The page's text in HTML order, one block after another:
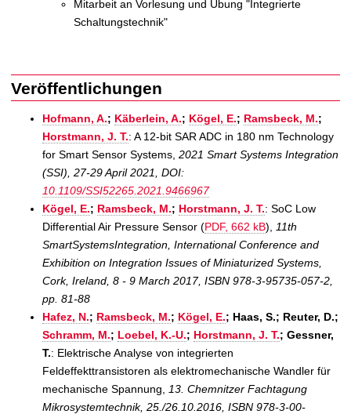
Mitarbeit an Vorlesung und Übung "Integrierte
Schaltungstechnik"
Veröffentlichungen
Hofmann, A.; Käberlein, A.; Kögel, E.; Ramsbeck, M.;
Horstmann, J. T.: A 12-bit SAR ADC in 180 nm Technology
for Smart Sensor Systems, 2021 Smart Systems Integration
(SSI), 27-29 April 2021, DOI:
10.1109/SSI52265.2021.9466967
Kögel, E.; Ramsbeck, M.; Horstmann, J. T.: SoC Low
Differential Air Pressure Sensor (PDF, 662 kB),
11th
SmartSystemsIntegration, International Conference and
Exhibition on Integration Issues of Miniaturized Systems,
Cork, Ireland, 8 - 9 March 2017, ISBN 978-3-95735-057-2,
pp. 81-88
Hafez, N.; Ramsbeck, M.; Kögel, E.; Haas, S.; Reuter, D.;
Schramm, M.; Loebel, K.-U.; Horstmann, J. T.; Gessner,
T.: Elektrische Analyse von integrierten
Feldeffekttransistoren als elektromechanische Wandler für
mechanische Spannung,
13. Chemnitzer Fachtagung
Mikrosystemtechnik, 25./26.10.2016, ISBN 978-3-00-